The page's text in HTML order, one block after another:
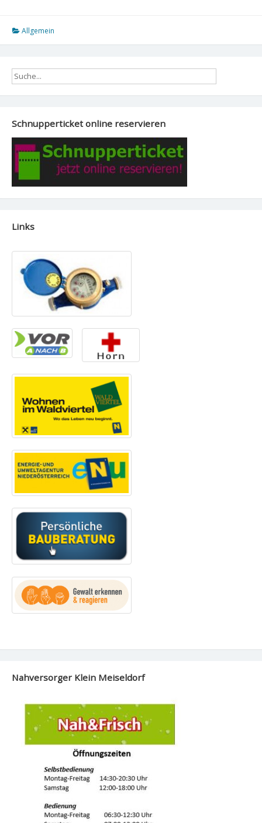
Allgemein
Schnupperticket online reservieren
Links
Nahversorger Klein Meiseldorf